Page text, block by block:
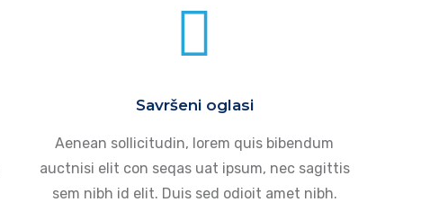
Savršeni oglasi
Aenean sollicitudin, lorem quis bibendum
auctnisi elit con seqas uat ipsum, nec sagittis
sem nibh id elit. Duis sed odioit amet nibh.